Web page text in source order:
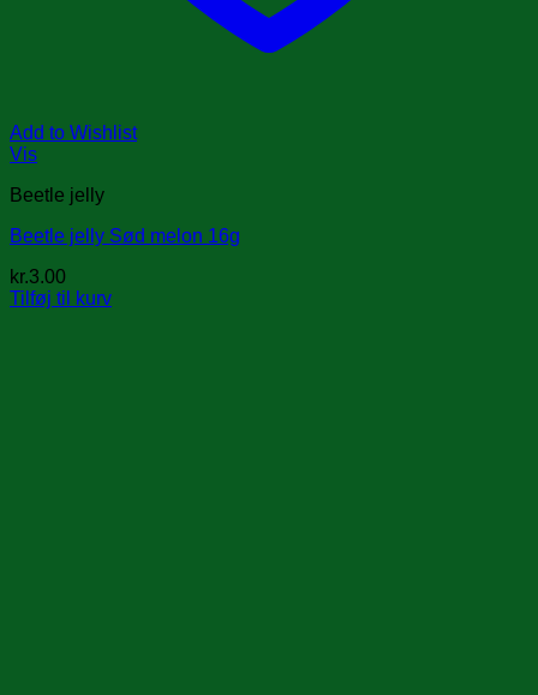
Add to Wishlist
Vis
Beetle jelly
Beetle jelly Sød melon 16g
kr.3.00
Tilføj til kurv